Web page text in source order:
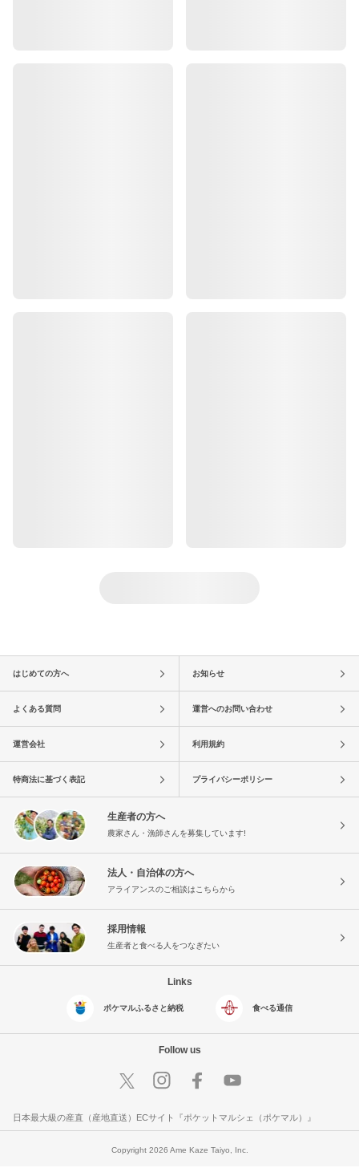
はじめての方へ お知らせ
よくある質問 運営へのお問い合わせ
運営会社 利用規約
特商法に基づく表記 プライバシーポリシー
生産者の方へ
農家さん・漁師さんを募集しています!
法人・自治体の方へ
アライアンスのご相談はこちらから
採用情報
生産者と食べる人をつなぎたい
Links
ポケマルふるさと納税 食べる通信
Follow us
日本最大級の産直（産地直送）ECサイト『ポケットマルシェ（ポケマル）』
Copyright 2026 Ame Kaze Taiyo, Inc.